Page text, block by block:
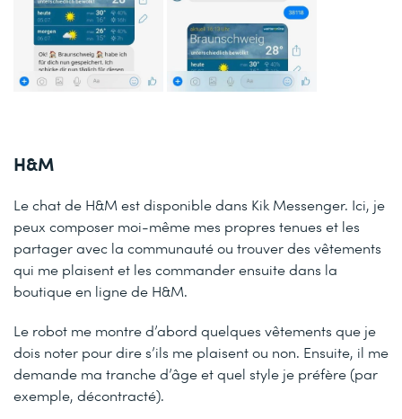
H&M
Le chat de H&M est disponible dans Kik Messenger. Ici, je
peux composer moi-même mes propres tenues et les
partager avec la communauté ou trouver des vêtements
qui me plaisent et les commander ensuite dans la
boutique en ligne de H&M.
Le robot me montre d’abord quelques vêtements que je
dois noter pour dire s’ils me plaisent ou non. Ensuite, il me
demande ma tranche d’âge et quel style je préfère (par
exemple, décontracté).